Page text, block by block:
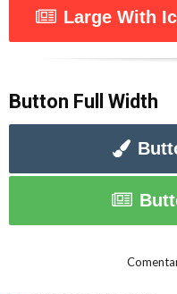
Large With
Button Full Width